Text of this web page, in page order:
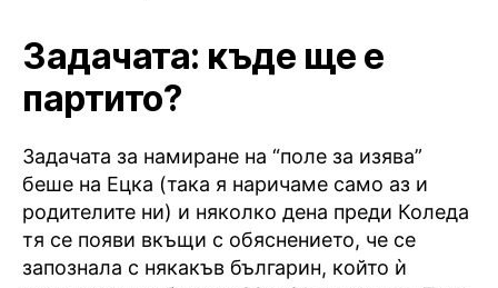
Задачата: къде ще е
партито?
Задачата за намиране на “поле за изява”
беше на Ецка (така я наричаме само аз и
родителите ни) и няколко дена преди Коледа
тя се появи вкъщи с обяснението, че се
запознала с някакъв българин, който ѝ